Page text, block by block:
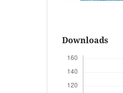
Downloads